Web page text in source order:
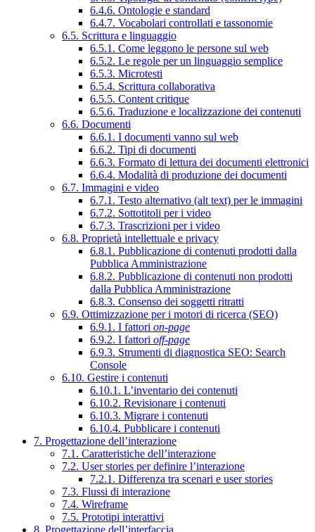
6.4.6. Ontologie e standard
6.4.7. Vocabolari controllati e tassonomie
6.5. Scrittura e linguaggio
6.5.1. Come leggono le persone sul web
6.5.2. Le regole per un linguaggio semplice
6.5.3. Microtesti
6.5.4. Scrittura collaborativa
6.5.5. Content critique
6.5.6. Traduzione e localizzazione dei contenuti
6.6. Documenti
6.6.1. I documenti vanno sul web
6.6.2. Tipi di documenti
6.6.3. Formato di lettura dei documenti elettronici
6.6.4. Modalità di produzione dei documenti
6.7. Immagini e video
6.7.1. Testo alternativo (alt text) per le immagini
6.7.2. Sottotitoli per i video
6.7.3. Trascrizioni per i video
6.8. Proprietà intellettuale e privacy
6.8.1. Pubblicazione di contenuti prodotti dalla
Pubblica Amministrazione
6.8.2. Pubblicazione di contenuti non prodotti
dalla Pubblica Amministrazione
6.8.3. Consenso dei soggetti ritratti
6.9. Ottimizzazione per i motori di ricerca (SEO)
6.9.1. I fattori on-page
6.9.2. I fattori off-page
6.9.3. Strumenti di diagnostica SEO: Search
Console
6.10. Gestire i contenuti
6.10.1. L’inventario dei contenuti
6.10.2. Revisionare i contenuti
6.10.3. Migrare i contenuti
6.10.4. Pubblicare i contenuti
7. Progettazione dell’interazione
7.1. Caratteristiche dell’interazione
7.2. User stories per definire l’interazione
7.2.1. Differenza tra scenari e user stories
7.3. Flussi di interazione
7.4. Wireframe
7.5. Prototipi interattivi
8. Progettazione dell’interfaccia